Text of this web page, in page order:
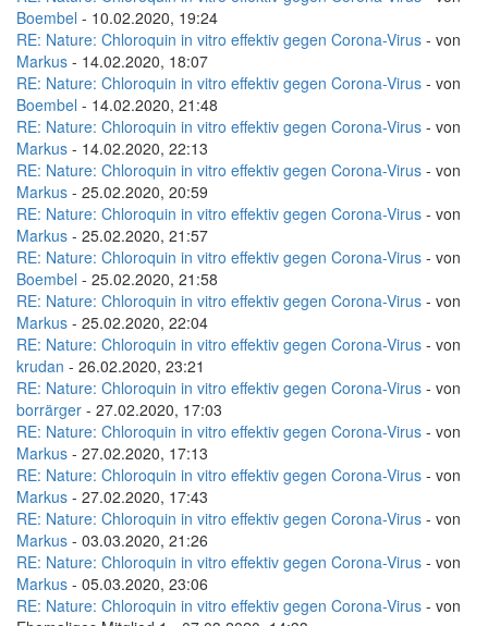
Boembel - 10.02.2020, 19:24
RE: Nature: Chloroquin in vitro effektiv gegen Corona-Virus - von
Markus - 14.02.2020, 18:07
RE: Nature: Chloroquin in vitro effektiv gegen Corona-Virus - von
Boembel - 14.02.2020, 21:48
RE: Nature: Chloroquin in vitro effektiv gegen Corona-Virus - von
Markus - 14.02.2020, 22:13
RE: Nature: Chloroquin in vitro effektiv gegen Corona-Virus - von
Markus - 25.02.2020, 20:59
RE: Nature: Chloroquin in vitro effektiv gegen Corona-Virus - von
Markus - 25.02.2020, 21:57
RE: Nature: Chloroquin in vitro effektiv gegen Corona-Virus - von
Boembel - 25.02.2020, 21:58
RE: Nature: Chloroquin in vitro effektiv gegen Corona-Virus - von
Markus - 25.02.2020, 22:04
RE: Nature: Chloroquin in vitro effektiv gegen Corona-Virus - von
krudan - 26.02.2020, 23:21
RE: Nature: Chloroquin in vitro effektiv gegen Corona-Virus - von
borrärger - 27.02.2020, 17:03
RE: Nature: Chloroquin in vitro effektiv gegen Corona-Virus - von
Markus - 27.02.2020, 17:13
RE: Nature: Chloroquin in vitro effektiv gegen Corona-Virus - von
Markus - 27.02.2020, 17:43
RE: Nature: Chloroquin in vitro effektiv gegen Corona-Virus - von
Markus - 03.03.2020, 21:26
RE: Nature: Chloroquin in vitro effektiv gegen Corona-Virus - von
Markus - 05.03.2020, 23:06
RE: Nature: Chloroquin in vitro effektiv gegen Corona-Virus - von